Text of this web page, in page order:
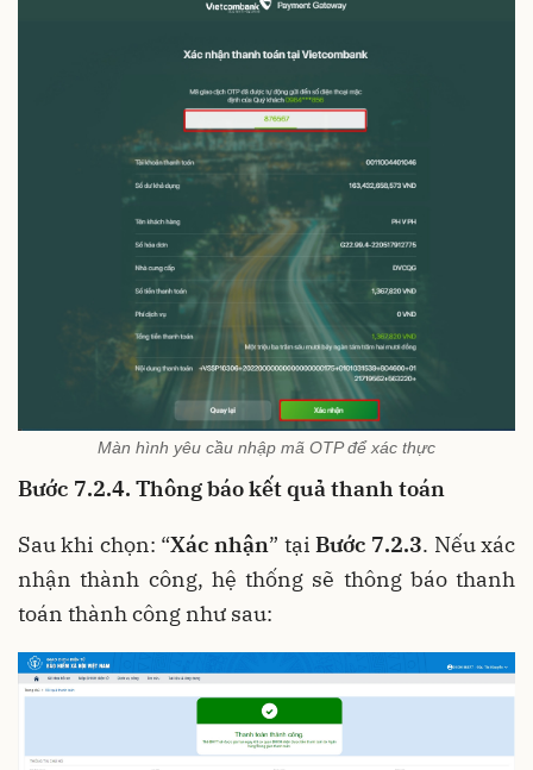
Màn hình yêu cầu nhập mã OTP để xác thực
Bước 7.2.4. Thông báo kết quả thanh toán
Sau khi chọn: “Xác nhận” tạiBước 7.2.3. Nếu xác
nhận thành công, hệ thống sẽ thông báo thanh
toán thành công như sau: